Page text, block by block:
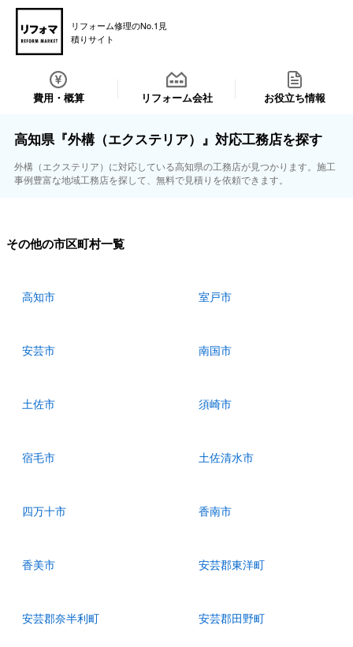
リフォーム修理のNo.1見
積りサイト
費用・概算 リフォーム会社 お役立ち情報
高知県『外構（エクステリア）』対応工務店を探す
外構（エクステリア）に対応している高知県の工務店が見つかります。施工
事例豊富な地域工務店を探して、無料で見積りを依頼できます。
その他の市区町村一覧
高知市 室戸市
安芸市 南国市
土佐市 須崎市
宿毛市 土佐清水市
四万十市 香南市
香美市 安芸郡東洋町
安芸郡奈半利町 安芸郡田野町